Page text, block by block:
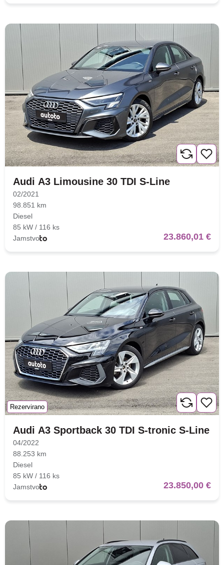
Audi A3 Limousine 30 TDI S-Line
02/2021
98.851 km
Diesel
85 kW / 116 ks
Jamstvo
23.860,01 €
Rezervirano
Audi A3 Sportback 30 TDI S-tronic S-Line
04/2022
88.253 km
Diesel
85 kW / 116 ks
Jamstvo
23.850,00 €